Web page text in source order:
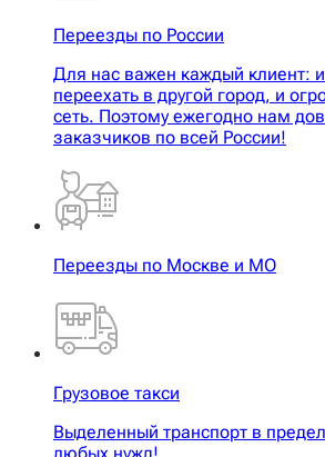
Переезды по России
Для нас важен каждый клиент:
переехать в другой город, и
сеть. Поэтому ежегодно нам
заказчиков по всей России!
Переезды по Москве и МО
Грузовое такси
Выделенный транспорт в